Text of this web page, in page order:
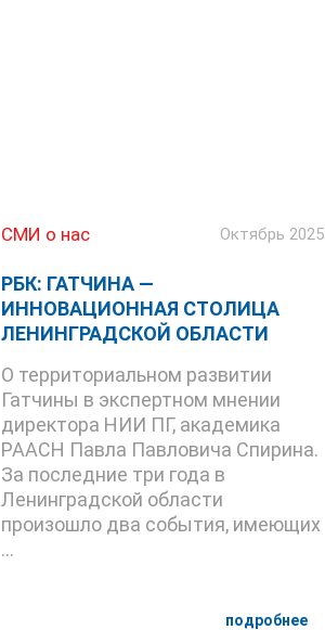
СМИ о нас Октябрь 2025
РБК: ГАТЧИНА —
ИННОВАЦИОННАЯ СТОЛИЦА
ЛЕНИНГРАДСКОЙ ОБЛАСТИ
О территориальном развитии
Гатчины в экспертном мнении
директора НИИ ПГ, академика
РААСН Павла Павловича Спирина.
За последние три года в
Ленинградской области
произошло два события, имеющих
...
подробнее